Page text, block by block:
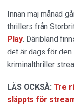
Innan maj månad
thrillers från
Play. Däribland
det är dags för den
kriminalthriller
LÄS OCKSÅ: Tre
släppts för